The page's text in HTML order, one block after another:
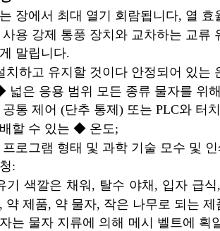
장에서 최대 열기 회람됩니다, 열 효
용 강제 통풍 장치와 교차하는 교류
말립니다.
치하고 유지할 것이다 안정되어 있
넓은 응용 범위 모든 종류 물자를 위
통 제어 (단추 통제) 또는 PLC와 터
할 수 있는 ◆ 온도;
프로그램 형태 및 과학 기술 모수 및
:
기 색깔은 채워, 탈수 야채, 입자 급
약 제품, 약 물자, 작은 나무로 되는
는 물자 지류에 의해 메시 벨트에 획